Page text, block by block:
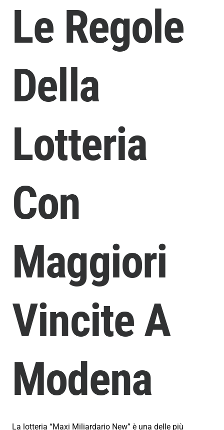
Le Regole
Della
Lotteria
Con
Maggiori
Vincite A
Modena
La lotteria “Maxi Miliardario New” è una delle più